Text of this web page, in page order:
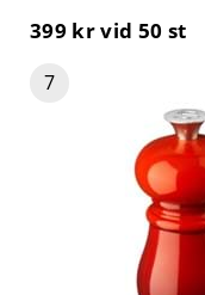
399 krvid 50 st
7